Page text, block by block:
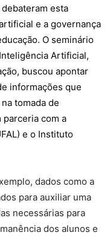
esta
e a governança
O seminário
Artificial,
buscou apontar
informações que
tomada de
com a
e o Instituto
dados como a
para auxiliar uma
necessárias para
dos alunos e